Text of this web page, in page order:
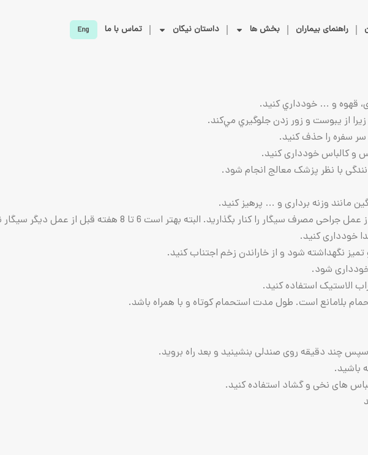
راهنمای بیماران بخش ها داستان نیکان تماس با ما
قهوه و … خودداري كنید.
از يبوست و زور زدن جلوگيري مي‌كند.
سفره را حذف کنید.
کالباس خودداری کنید.
با نظر پزشک معالج انجام شود.
وزنه برداری و … پرهیز کنید.
بگذارید. البته بهتر است 6 تا 8 هفته قبل از عمل دیگر سیگار نکشید.
کنید.
شود و از خاراندن زخم اجتناب کنید.
شود.
الاستیک استفاده کنید.
است. طول مدت استحمام کوتاه و با همراه باشد.
چند دقیقه روی صندلی بنشینید و بعد راه بروید.
باشید.
های نخی و گشاد استفاده کنید.